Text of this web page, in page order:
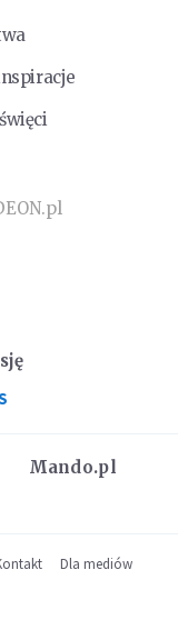
Mando.pl
Dla mediów